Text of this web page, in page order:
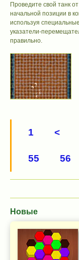
Проведите свой танк от
начальной позиции в
используя специальные
указатели-
правильно.
1 <
55 56
Новые